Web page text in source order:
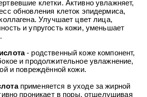
клетки. Активно увлажняет,
обновления клеток эпидермиса,
Улучшает цвет лица,
и упругость кожи, уменьшает
- родственный коже компонент,
и продолжительное увлажнение,
и повреждённой кожи.
применяется в уходе за жирной
проникает в поры, отшелушивая